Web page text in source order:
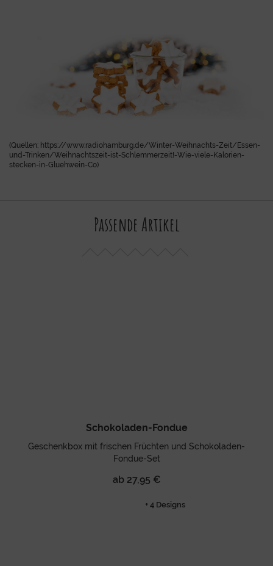
(Quellen: https://www.radiohamburg.de/Winter-Weihnachts-Zeit/Essen-
und-Trinken/Weihnachtszeit-ist-Schlemmerzeit!-Wie-viele-Kalorien-
stecken-in-Gluehwein-Co)
Passende Artikel
Schokoladen-Fondue
Geschenkbox mit frischen Früchten und Schokoladen-
Fondue-Set
ab 27,95 €
+ 4 Designs